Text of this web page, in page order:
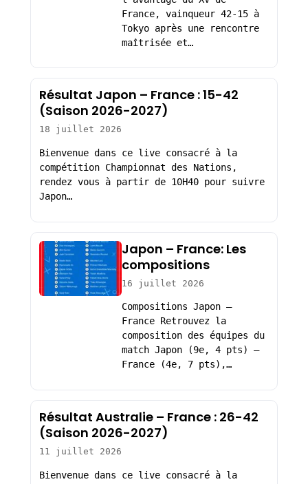
France, vainqueur 42-15 à
Tokyo après une rencontre
maîtrisée et…
Résultat Japon – France : 15-42
(Saison 2026-2027)
18 juillet 2026
Bienvenue dans ce live consacré à la
compétition Championnat des Nations,
rendez vous à partir de 10H40 pour suivre
Japon…
Japon – France: Les
compositions
16 juillet 2026
Compositions Japon –
France Retrouvez la
composition des équipes du
match Japon (9e, 4 pts) –
France (4e, 7 pts),…
Résultat Australie – France : 26-42
(Saison 2026-2027)
11 juillet 2026
Bienvenue dans ce live consacré à la